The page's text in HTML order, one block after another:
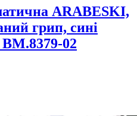
ARABESKI,
грип, сині
BM.8379-02